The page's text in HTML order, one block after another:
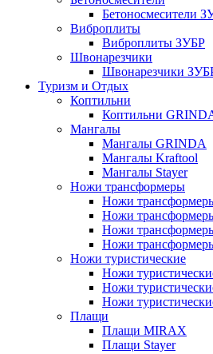
Бетоносмесители
Виброплиты
Виброплиты ЗУБР
Швонарезчики
Швонарезчики
Туризм и Отдых
Коптильни
Коптильни
Мангалы
Мангалы GRINDA
Мангалы Kraftool
Мангалы Stayer
Ножи трансформеры
Ножи
Ножи
Ножи
Ножи
Ножи туристические
Ножи
Ножи
Ножи
Плащи
Плащи MIRAX
Плащи Stayer